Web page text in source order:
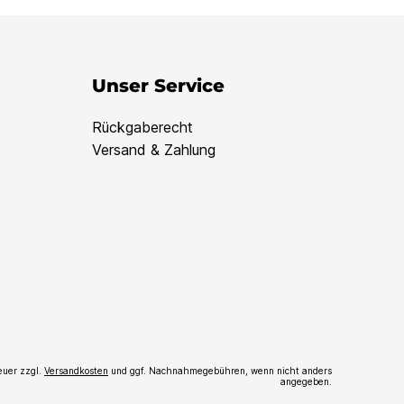
Unser Service
Rückgaberecht
Versand & Zahlung
zzgl. Versandkosten und ggf. Nachnahmegebühren, wenn nicht anders
angegeben.